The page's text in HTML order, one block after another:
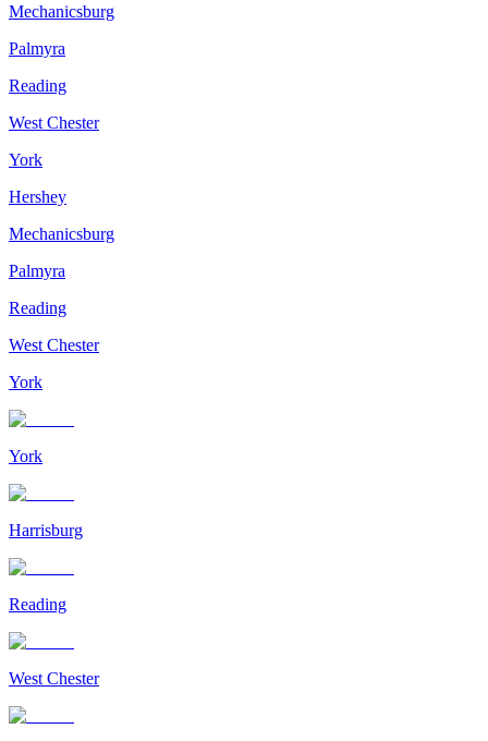
Mechanicsburg
Palmyra
Reading
West Chester
York
Hershey
Mechanicsburg
Palmyra
Reading
West Chester
York
York
Harrisburg
Reading
West Chester